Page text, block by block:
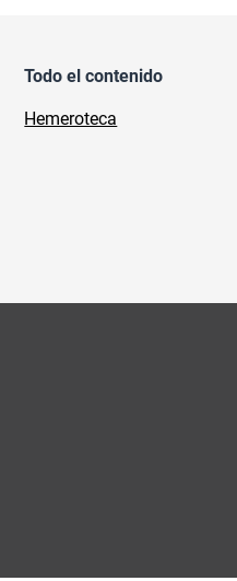
Todo el contenido
Hemeroteca